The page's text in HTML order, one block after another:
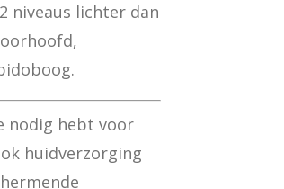
niveaus lichter dan
nodig hebt voor
huidverzorging